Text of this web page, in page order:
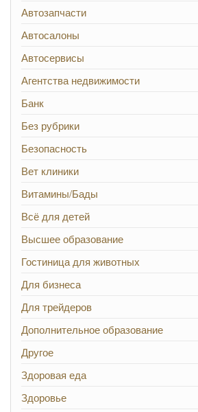
Автозапчасти
Автосалоны
Автосервисы
Агентства недвижимости
Банк
Без рубрики
Безопасность
Вет клиники
Витамины/Бады
Всё для детей
Высшее образование
Гостиница для животных
Для бизнеса
Для трейдеров
Дополнительное образование
Другое
Здоровая еда
Здоровье